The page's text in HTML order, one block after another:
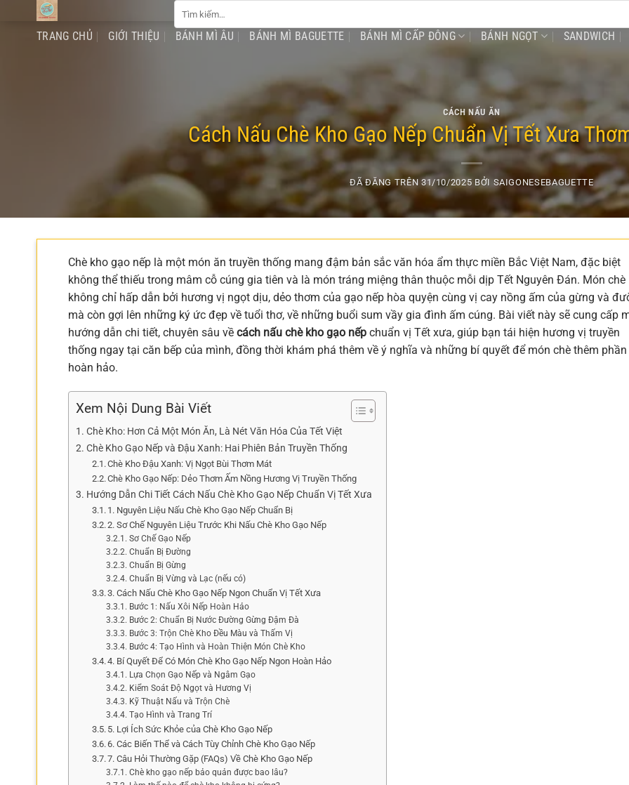
kiếm:
TRANG CHỦ GIỚI THIỆU BÁNH MÌ ÂU BÁNH MÌ BAGUETTE BÁNH MÌ CẤP ĐÔNG BÁNH NGỌT SANDWICH
CÁCH NẤU ĂN
Cách Nấu Chè Kho Gạo Nếp Chuẩn Vị Tết Xưa
ĐÃ ĐĂNG TRÊN 31/10/2025 BỞI SAIGONESEBAGUETTE
Chè kho gạo nếp là một món ăn truyền thống mang đậm bản sắc văn hóa ẩm thực miền Bắc Việt Nam, đặc biệt
không thể thiếu trong mâm cỗ cúng gia tiên và là món tráng miệng thân thuộc mỗi dịp Tết Nguyên Đán. Món chè
không chỉ hấp dẫn bởi hương vị ngọt dịu, dẻo thơm của gạo nếp hòa quyện cùng vị cay nồng ấm của gừng và
mà còn gợi lên những ký ức đẹp về tuổi thơ, về những buổi sum vầy gia đình ấm cúng. Bài viết này sẽ cung cấp
hướng dẫn chi tiết, chuyên sâu về cách nấu chè kho gạo nếp chuẩn vị Tết xưa, giúp bạn tái hiện hương vị truyền
thống ngay tại căn bếp của mình, đồng thời khám phá thêm về ý nghĩa và những bí quyết để món chè thêm phần
hoàn hảo.
Xem Nội Dung Bài Viết
Chè Kho: Hơn Cả Một Món Ăn, Là Nét Văn Hóa Của Tết Việt
Chè Kho Gạo Nếp và Đậu Xanh: Hai Phiên Bản Truyền Thống
Chè Kho Đậu Xanh: Vị Ngọt Bùi Thơm Mát
Chè Kho Gạo Nếp: Dẻo Thơm Ấm Nồng Hương Vị Truyền Thống
Hướng Dẫn Chi Tiết Cách Nấu Chè Kho Gạo Nếp Chuẩn Vị Tết Xưa
1. Nguyên Liệu Nấu Chè Kho Gạo Nếp Chuẩn Bị
2. Sơ Chế Nguyên Liệu Trước Khi Nấu Chè Kho Gạo Nếp
Sơ Chế Gạo Nếp
Chuẩn Bị Đường
Chuẩn Bị Gừng
Chuẩn Bị Vừng và Lạc (nếu có)
3. Cách Nấu Chè Kho Gạo Nếp Ngon Chuẩn Vị Tết Xưa
Bước 1: Nấu Xôi Nếp Hoàn Hảo
Bước 2: Chuẩn Bị Nước Đường Gừng Đậm Đà
Bước 3: Trộn Chè Kho Đều Màu và Thấm Vị
Bước 4: Tạo Hình và Hoàn Thiện Món Chè Kho
4. Bí Quyết Để Có Món Chè Kho Gạo Nếp Ngon Hoàn Hảo
Lựa Chọn Gạo Nếp và Ngâm Gạo
Kiểm Soát Độ Ngọt và Hương Vị
Kỹ Thuật Nấu và Trộn Chè
Tạo Hình và Trang Trí
5. Lợi Ích Sức Khỏe của Chè Kho Gạo Nếp
6. Các Biến Thể và Cách Tùy Chỉnh Chè Kho Gạo Nếp
7. Câu Hỏi Thường Gặp (FAQs) Về Chè Kho Gạo Nếp
Chè kho gạo nếp bảo quản được bao lâu?